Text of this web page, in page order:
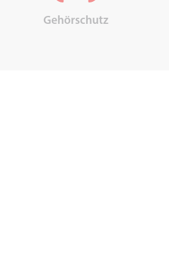
Gehörschutz